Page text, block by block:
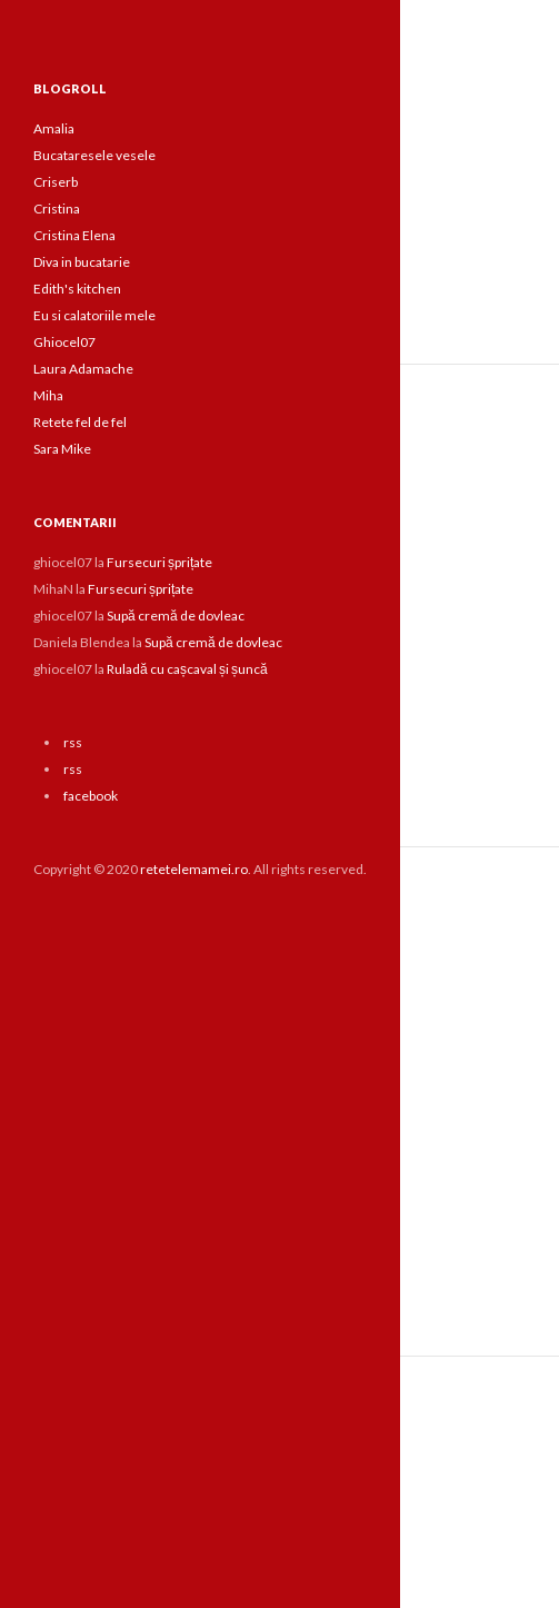
BLOGROLL
Amalia
Bucataresele vesele
Criserb
Cristina
Cristina Elena
Diva in bucatarie
Edith's kitchen
Eu si calatoriile mele
Ghiocel07
Laura Adamache
Miha
Retete fel de fel
Sara Mike
COMENTARII
ghiocel07la Fursecuri șprițate
MihaN la Fursecuri șprițate
ghiocel07la Supă cremă de dovleac
Daniela Blendea la Supă cremă de dovleac
ghiocel07la Ruladă cu cașcaval și șuncă
rss
rss
facebook
Copyright © 2020retetelemamei.ro. All rights reserved.